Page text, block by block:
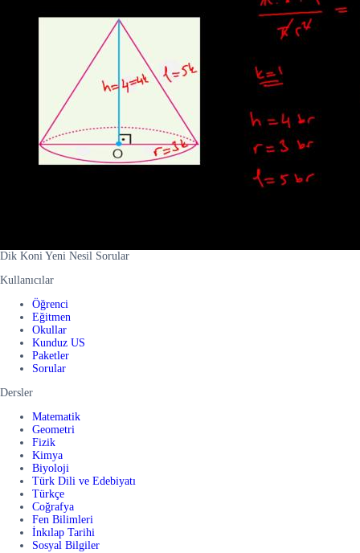
Dik Koni Yeni Nesil Sorular
Kullanıcılar
Öğrenci
Eğitmen
Okullar
Kunduz US
Paketler
Sorular
Dersler
Matematik
Geometri
Fizik
Kimya
Biyoloji
Türk Dili ve Edebiyatı
Türkçe
Coğrafya
Fen Bilimleri
İnkılap Tarihi
Sosyal Bilgiler